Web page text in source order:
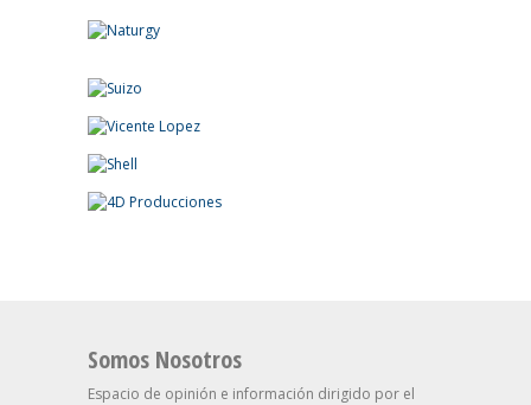
Somos Nosotros
Espacio de opinión e información dirigido por el